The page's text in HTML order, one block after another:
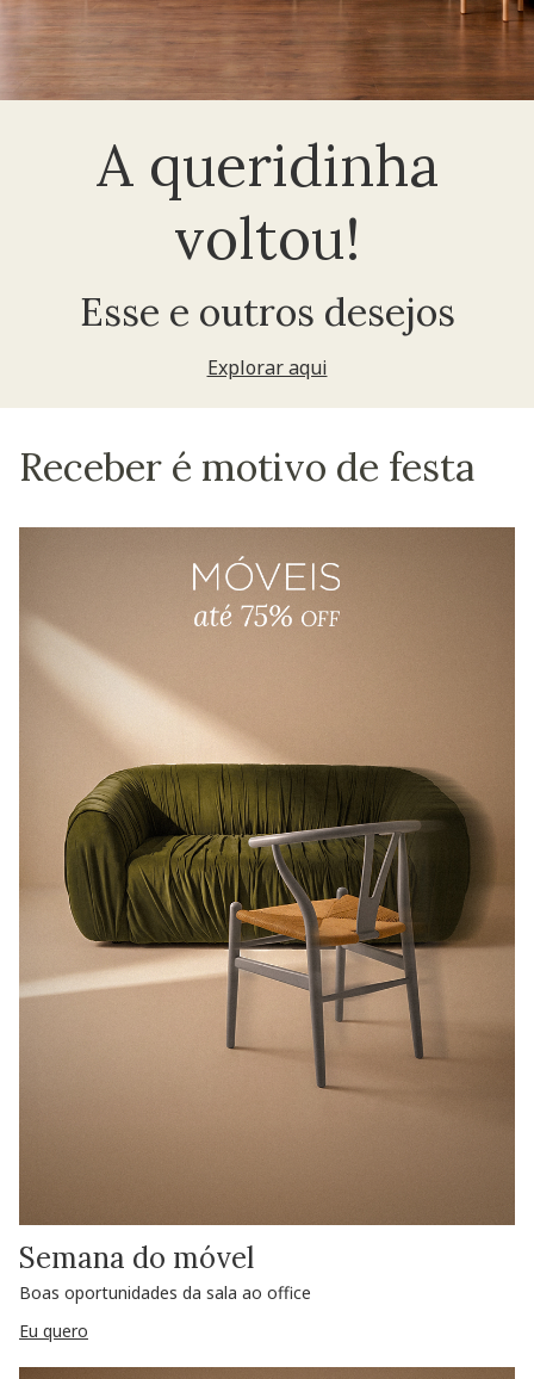
A queridinha
voltou!
Esse e outros desejos
Explorar aqui
Receber é motivo de festa
Semana do móvel
Boas oportunidades da sala ao office
Eu quero